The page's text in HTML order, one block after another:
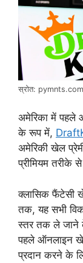
स्रोत: pymnts.com
अमेरिका में पहले
के रूप में,
अमेरिकी खेल
प्रीमियम तरीके
क्लासिक फैंटेसी
तक, यह सभी
स्तर तक ले जाने
पहले ऑनलाइन
प्रदान करने के